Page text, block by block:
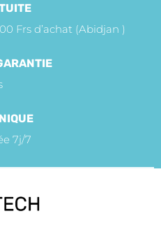
Frs d’achat (Abidjan )
7j/7